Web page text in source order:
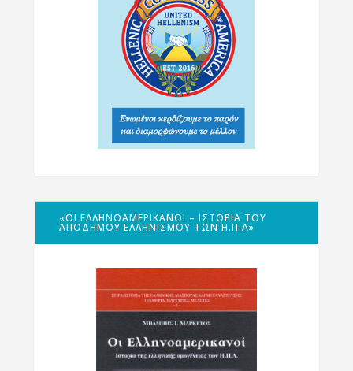
«ΟΙ ΕΛΛΗΝΟΑΜΕΡΙΚΑΝΟΊ – ΙΣΤΟΡΊΑ ΤΟΥ
ΑΠΌΔΗΜΟΥ ΕΛΛΗΝΙΣΜΟΎ ΤΩΝ Η.Π.Α»